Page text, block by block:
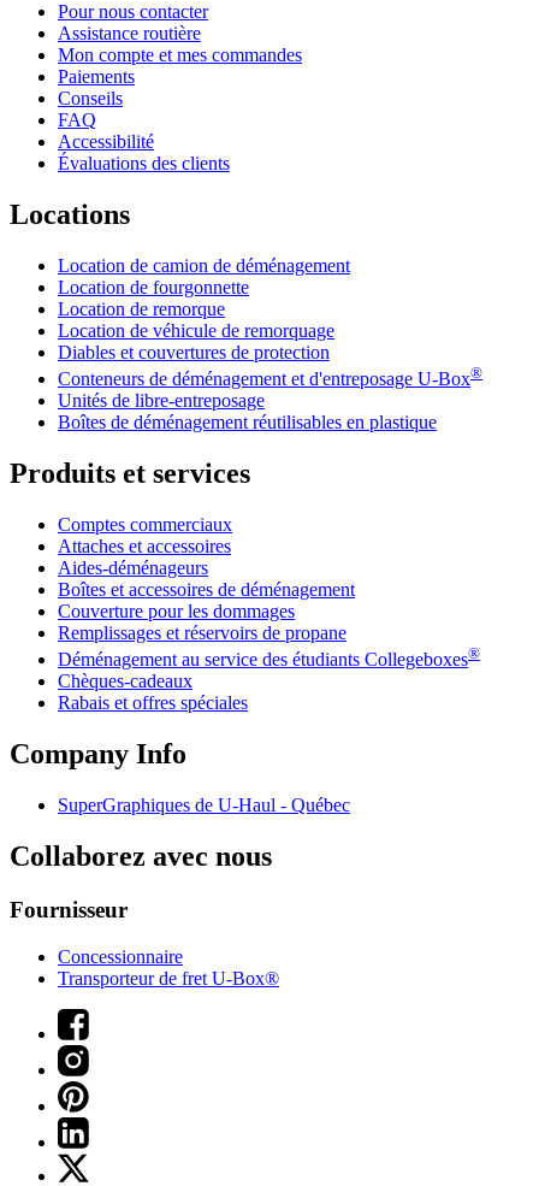
Pour nous contacter
Assistance routière
Mon compte et mes commandes
Paiements
Conseils
FAQ
Accessibilité
Évaluations des clients
Locations
Location de camion de déménagement
Location de fourgonnette
Location de remorque
Location de véhicule de remorquage
Diables et couvertures de protection
Conteneurs de déménagement et d'entreposage U-Box®
Unités de libre-entreposage
Boîtes de déménagement réutilisables en plastique
Produits et services
Comptes commerciaux
Attaches et accessoires
Aides-déménageurs
Boîtes et accessoires de déménagement
Couverture pour les dommages
Remplissages et réservoirs de propane
Déménagement au service des étudiants Collegeboxes®
Chèques-cadeaux
Rabais et offres spéciales
Company Info
SuperGraphiques de U-Haul - Québec
Collaborez avec nous
Fournisseur
Concessionnaire
Transporteur de fret U-Box®